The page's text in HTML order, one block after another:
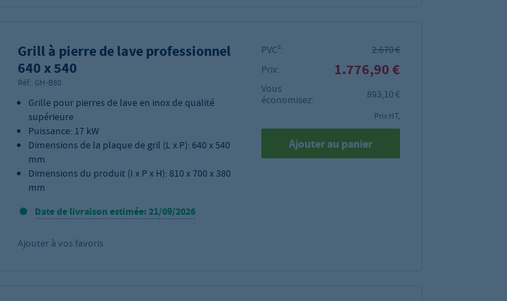
Grill à pierre de lave professionnel
640 x 540
Réf.: GH-B80
Grille pour pierres de lave en inox de qualité
supérieure
Puissance: 17 kW
Dimensions de la plaque de gril (L x P): 640 x 540
mm
Dimensions du produit (I x P x H): 810 x 700 x 380
mm
Date de livraison estimée: 21/09/2026
Ajouter à vos favoris
PVC²:
2.670 €
Prix:
1.776,90 €
Vous
économisez:
893,10 €
Prix HT,
Ajouter au panier